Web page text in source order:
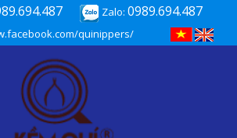
Zalo: 0989.694.487
quinippers/